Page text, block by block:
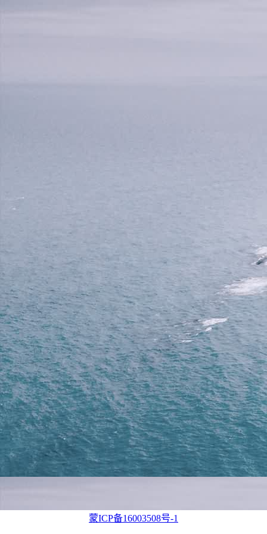
蒙ICP备16003508号-1